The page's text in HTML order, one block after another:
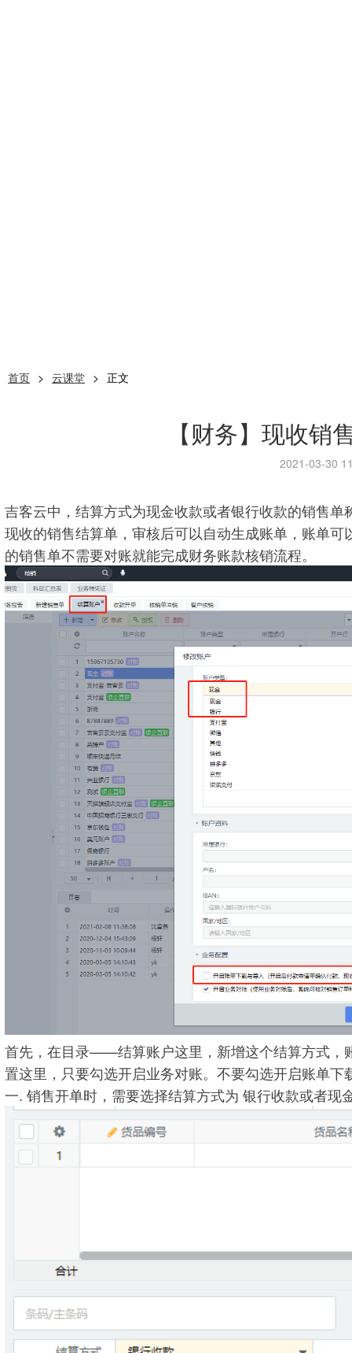
首页 > 云课堂 > 正文
【财务】现收销
2021-03-30
吉客云中，结算方式为现金收款或者银行收款的销售单
现收的销售结算单，审核后可以自动生成账单，账单
的销售单不需要对账就能完成财务账款核销流程。
首先，在目录——结算账户这里，新增这个结算方式，
置这里，只要勾选开启业务对账。不要勾选开启账单下
一. 销售开单时，需要选择结算方式为 银行收款或者现